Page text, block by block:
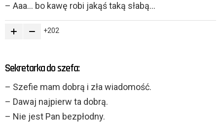
– Aaa… bo kawę robi jakąś taką słabą…
202
Sekretarka do szefa:
– Szefie mam dobrą i zła wiadomość.
– Dawaj najpierw ta dobrą.
– Nie jest Pan bezpłodny.